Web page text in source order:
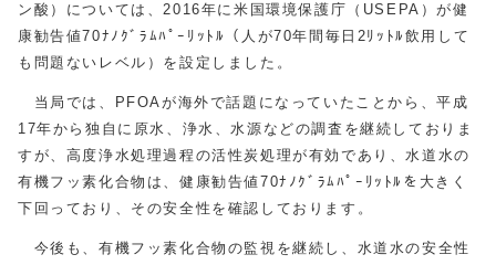
ン酸）については、2016年に米国環境保護庁（USEPA）が健
康勧告値70ﾅﾉｸﾞﾗﾑﾊﾟｰﾘｯﾄﾙ（人が70年間毎日2ﾘｯﾄﾙ飲用して
も問題ないレベル）を設定しました。
当局では、PFOAが海外で話題になっていたことから、平成
17年から独自に原水、浄水、水源などの調査を継続しておりま
すが、高度浄水処理過程の活性炭処理が有効であり、水道水の
有機フッ素化合物は、健康勧告値70ﾅﾉｸﾞﾗﾑﾊﾟｰﾘｯﾄﾙを大きく
下回っており、その安全性を確認しております。
今後も、有機フッ素化合物の監視を継続し、水道水の安全性